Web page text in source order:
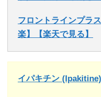
フロントラインプラ
楽】【楽天で見る】
イパキチン (Ipakitine)